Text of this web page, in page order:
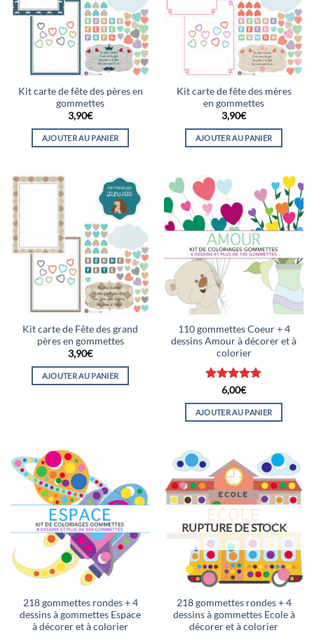
Kit carte de fête des pères en
gommettes
3,90€
AJOUTER AU PANIER
Kit carte de fête des mères
en gommettes
3,90€
AJOUTER AU PANIER
Kit carte de Fête des grand
pères en gommettes
3,90€
AJOUTER AU PANIER
110 gommettes Coeur + 4
dessins Amour à décorer et à
colorier
Note5sur
5
6,00€
AJOUTER AU PANIER
218 gommettes rondes + 4
dessins à gommettes Espace
à décorer et à colorier
RUPTURE DE STOCK
218 gommettes rondes + 4
dessins à gommettes Ecole à
décorer et à colorier